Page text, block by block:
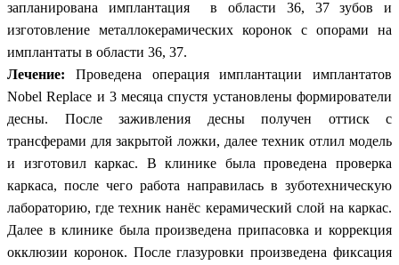
запланирована имплантация в области 36, 37 зубов и
изготовление металлокерамических коронок с опорами на
имплантаты в области 36, 37.
Лечение: Проведена операция имплантации имплантатов
Nobel Replace и 3 месяца спустя установлены формирователи
десны. После заживления десны получен оттиск с
трансферами для закрытой ложки, далее техник отлил модель
и изготовил каркас. В клинике была проведена проверка
каркаса, после чего работа направилась в зуботехническую
лабораторию, где техник нанёс керамический слой на каркас.
Далее в клинике была произведена припасовка и коррекция
окклюзии коронок. После глазуровки произведена фиксация